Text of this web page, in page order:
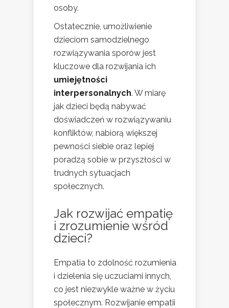
osoby.
Ostatecznie, umożliwienie
dzieciom samodzielnego
rozwiązywania sporów jest
kluczowe dla rozwijania ich
umiejętności
interpersonalnych. W miarę
jak dzieci będą nabywać
doświadczeń w rozwiązywaniu
konfliktów, nabiorą większej
pewności siebie oraz lepiej
poradzą sobie w przyszłości w
trudnych sytuacjach
społecznych.
Jak rozwijać empatię
i zrozumienie wśród
dzieci?
Empatia to zdolność rozumienia
i dzielenia się uczuciami innych,
co jest niezwykle ważne w życiu
społecznym. Rozwijanie empatii